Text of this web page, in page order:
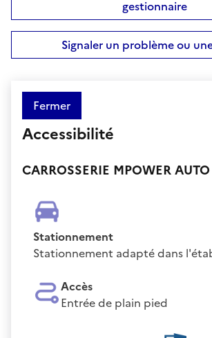
gestionnaire
Signaler un problème ou
Fermer
Accessibilité
CARROSSERIE MPOWER AUTO
Stationnement
Stationnement adapté dans
Accès
Entrée de plain pied